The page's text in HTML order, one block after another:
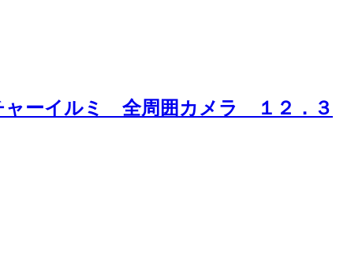
ーイルミ 全周囲カメラ １２．３